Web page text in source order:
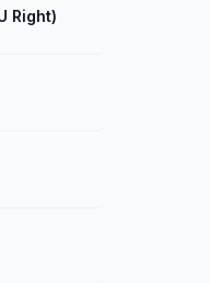
U Right)